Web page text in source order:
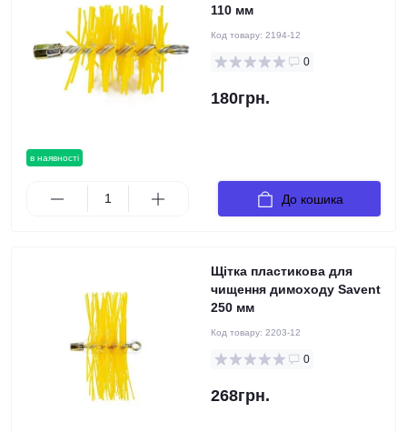
в наявності
110 мм
Код товару: 2194-12
0
180грн.
До кошика
Щітка пластикова для
чищення димоходу Savent
250 мм
Код товару: 2203-12
0
268грн.